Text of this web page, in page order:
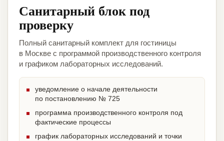
Санитарный блок под
проверку
Полный санитарный комплект для гостиницы
в Москве с программой производственного контроля
и графиком лабораторных исследований.
уведомление о начале деятельности
по постановлению № 725
программа производственного контроля под
фактические процессы
график лабораторных исследований и точки